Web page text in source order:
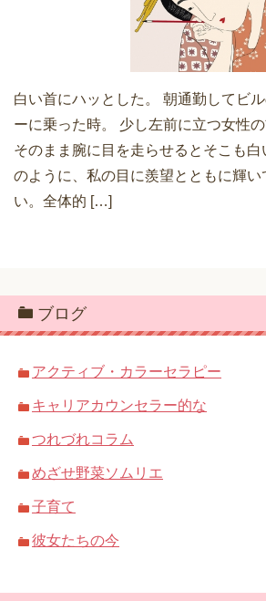
白い首にハッとした。 朝通勤してビ
ーに乗った時。 少し左前に立つ女性の
そのまま腕に目を走らせるとそこも
のように、私の目に羨望とともに輝
い。全体的 […]
ブログ
アクティブ・カラーセラピー
キャリアカウンセラー的な
つれづれコラム
めざせ野菜ソムリエ
子育て
彼女たちの今